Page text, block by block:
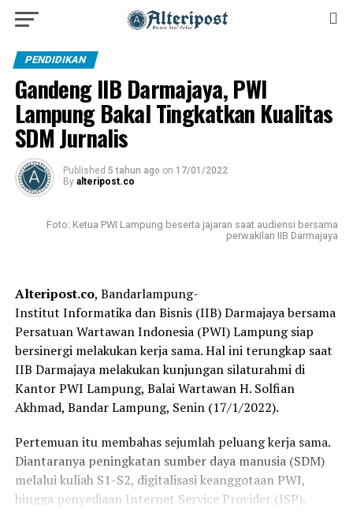
PENDIDIKAN
Gandeng IIB Darmajaya, PWI
Lampung Bakal Tingkatkan Kualitas
SDM Jurnalis
Published 5 tahun ago on 17/01/2022
By alteripost.co
Foto: Ketua PWI Lampung beserta jajaran saat audiensi bersama
perwakilan IIB Darmajaya
Alteripost.co, Bandarlampung-
Institut Informatika dan Bisnis (IIB) Darmajaya bersama
Persatuan Wartawan Indonesia (PWI) Lampung siap
bersinergi melakukan kerja sama. Hal ini terungkap saat
IIB Darmajaya melakukan kunjungan silaturahmi di
Kantor PWI Lampung, Balai Wartawan H. Solfian
Akhmad, Bandar Lampung, Senin (17/1/2022).
Pertemuan itu membahas sejumlah peluang kerja sama.
Diantaranya peningkatan sumber daya manusia (SDM)
melalui kuliah S1-S2, digitalisasi keanggotaan PWI,
hingga penyediaan Internet Service Provider (ISP).